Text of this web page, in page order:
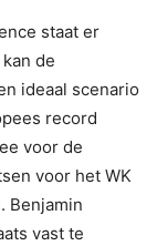
staat er
de
ideaal scenario
record
voor de
voor het WK
Benjamin
vast te